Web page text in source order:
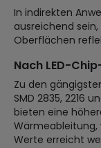
In indirekten
ausreichend
Oberflächen
Nach LED-
Zu den
SMD 2835, 2216
bieten eine
Werte erreicht